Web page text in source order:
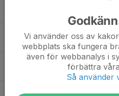
Vi använder oss av
webbplats ska fungera
även för webbanalys i
förbättra
Så använder